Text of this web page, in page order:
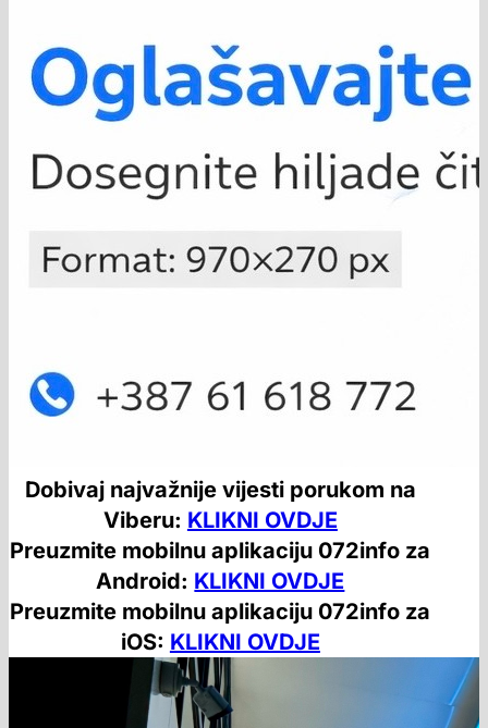
Dobivaj najvažnije vijesti porukom na
Viberu: KLIKNI OVDJE
Preuzmite mobilnu aplikaciju 072info za
Android: KLIKNI OVDJE
Preuzmite mobilnu aplikaciju 072info za
iOS: KLIKNI OVDJE